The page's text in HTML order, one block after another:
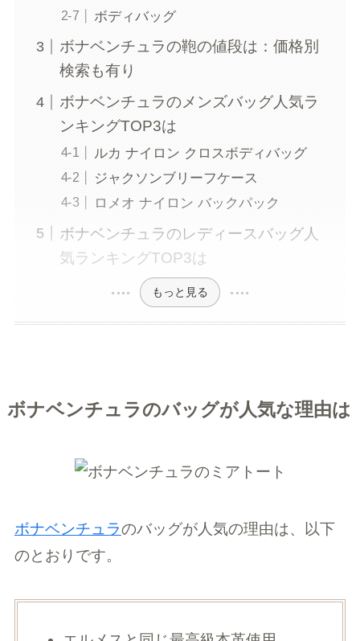
ボディバッグ
ボナベンチュラの鞄の値段は：価格別
検索も有り
ボナベンチュラのメンズバッグ人気ラ
ンキングTOP3は
ルカ ナイロン クロスボディバッグ
ジャクソンブリーフケース
ロメオ ナイロン バックパック
ボナベンチュラのレディースバッグ人
気ランキングTOP3は
もっと見る
ボナベンチュラのバッグが人気な理由は
ボナベンチュラのバッグが人気の理由は、以下
のとおりです。